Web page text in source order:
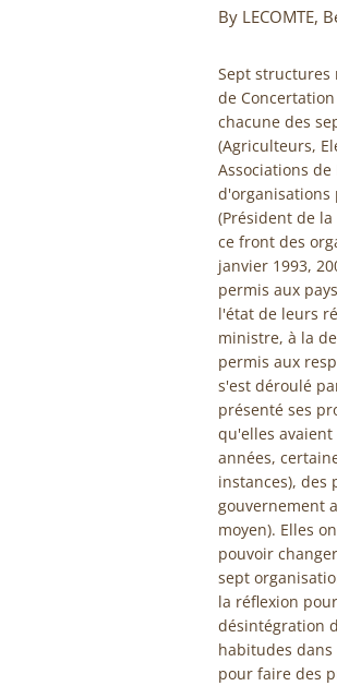
By LECOMTE,
Sept structures
de
chacune des
(Agriculteurs,
Associations de
d'organisations
(Président de
ce front des
janvier 1993,
permis aux
l'état de leurs
ministre, à la
permis aux
s'est déroulé
présenté ses
qu'elles
années,
instances), des
gouvernement
moyen). Elles
pouvoir
sept
la réflexion
désintégration
habitudes
pour faire des